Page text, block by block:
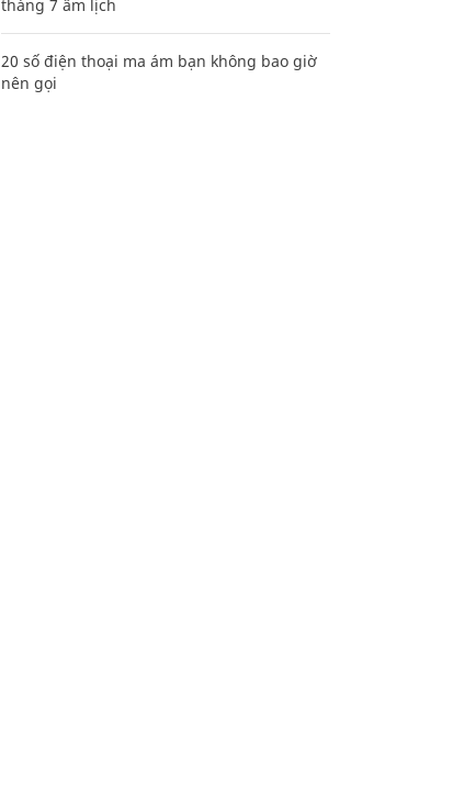
tháng 7 âm lịch
20 số điện thoại ma ám bạn không bao giờ
nên gọi